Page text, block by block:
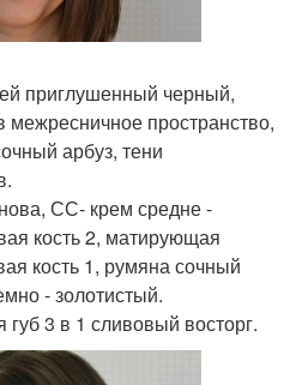
приглушенный черный,
межресничное пространство,
арбуз, тени
СС- крем средне -
кость 2, матирующая
кость 1, румяна сочный
- золотистый.
3 в 1 сливовый восторг.